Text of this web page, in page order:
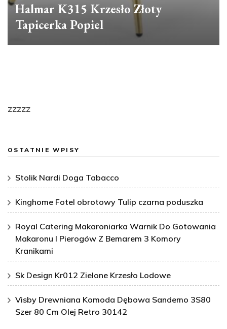
Halmar K315 Krzesło Złoty
Tapicerka Popiel
zzzzz
OSTATNIE WPISY
Stolik Nardi Doga Tabacco
Kinghome Fotel obrotowy Tulip czarna poduszka
Royal Catering Makaroniarka Warnik Do Gotowania
Makaronu I Pierogów Z Bemarem 3 Komory
Kranikami
Sk Design Kr012 Zielone Krzesło Lodowe
Visby Drewniana Komoda Dębowa Sandemo 3S80
Szer 80 Cm Olej Retro 30142